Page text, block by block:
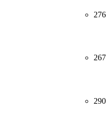
276
267
290